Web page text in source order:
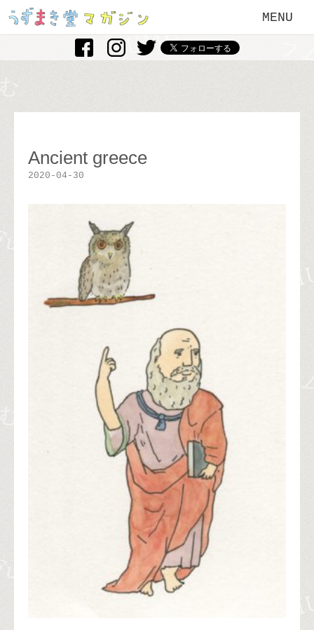
MENU
Ancient greece
2020-04-30